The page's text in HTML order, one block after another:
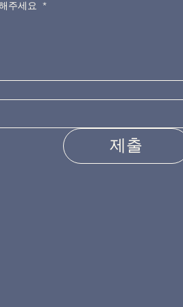
주세요 *
제출